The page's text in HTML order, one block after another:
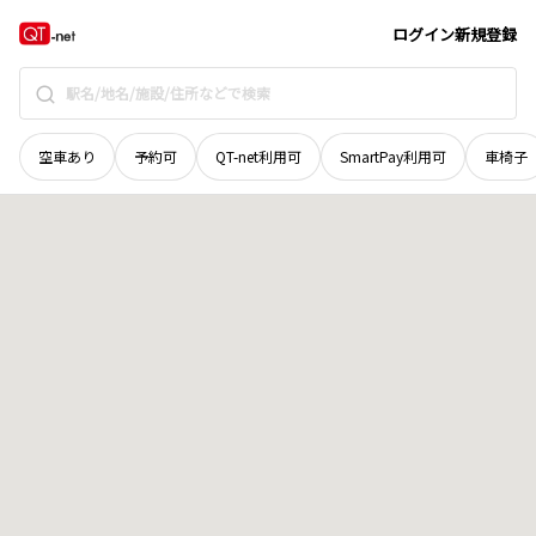
ログイン新規登録
空車あり 予約可 QT-net利用可 SmartPay利用可 車椅子
宮城県